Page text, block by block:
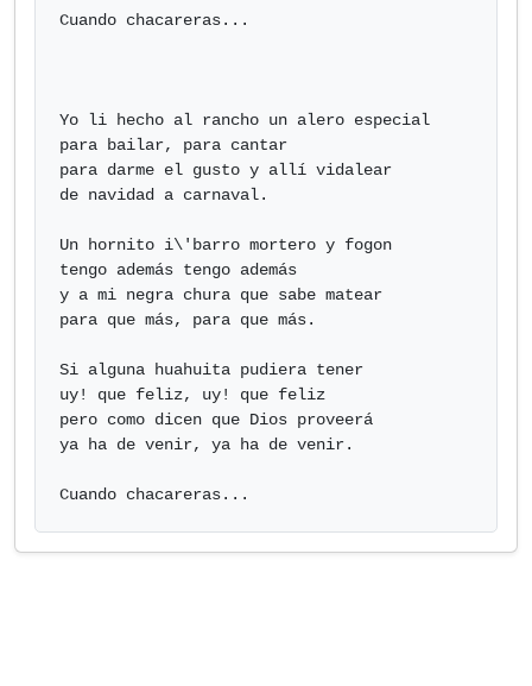
Cuando chacareras...
Yo li hecho al rancho un alero especial
para bailar, para cantar
para darme el gusto y allí vidalear
de navidad a carnaval.
Un hornito i\'barro mortero y fogon
tengo además tengo además
y a mi negra chura que sabe matear
para que más, para que más.
Si alguna huahuita pudiera tener
uy! que feliz, uy! que feliz
pero como dicen que Dios proveerá
ya ha de venir, ya ha de venir.
Cuando chacareras...